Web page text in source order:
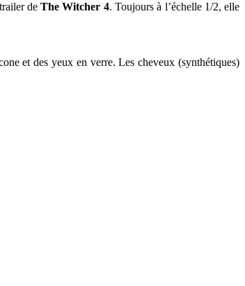
deThe Witcher 4. Toujours à l’échelle 1/2, elle
et des yeux en verre. Les cheveux (synthétiques)